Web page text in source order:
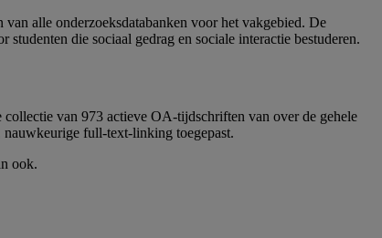
alle onderzoeksdatabanken voor het vakgebied. De
die sociaal gedrag en sociale interactie bestuderen.
van 973 actieve OA-tijdschriften van over de gehele
full-text-linking toegepast.
ook.